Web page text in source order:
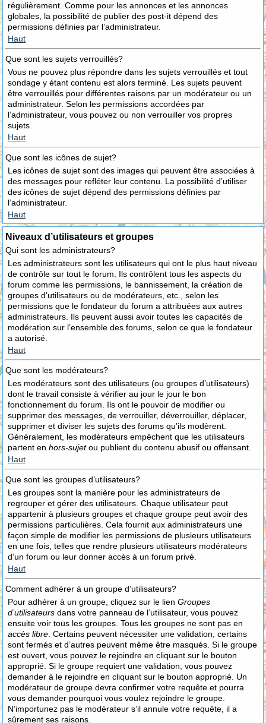
régulièrement. Comme pour les annonces et les annonces
globales, la possibilité de publier des post-it dépend des
permissions définies par l’administrateur.
Haut
Que sont les sujets verrouillés?
Vous ne pouvez plus répondre dans les sujets verrouillés et tout
sondage y étant contenu est alors terminé. Les sujets peuvent
être verrouillés pour différentes raisons par un modérateur ou un
administrateur. Selon les permissions accordées par
l’administrateur, vous pouvez ou non verrouiller vos propres
sujets.
Haut
Que sont les icônes de sujet?
Les icônes de sujet sont des images qui peuvent être associées à
des messages pour refléter leur contenu. La possibilité d’utiliser
des icônes de sujet dépend des permissions définies par
l’administrateur.
Haut
Niveaux d’utilisateurs et groupes
Qui sont les administrateurs?
Les administrateurs sont les utilisateurs qui ont le plus haut niveau
de contrôle sur tout le forum. Ils contrôlent tous les aspects du
forum comme les permissions, le bannissement, la création de
groupes d’utilisateurs ou de modérateurs, etc., selon les
permissions que le fondateur du forum a attribuées aux autres
administrateurs. Ils peuvent aussi avoir toutes les capacités de
modération sur l’ensemble des forums, selon ce que le fondateur
a autorisé.
Haut
Que sont les modérateurs?
Les modérateurs sont des utilisateurs (ou groupes d’utilisateurs)
dont le travail consiste à vérifier au jour le jour le bon
fonctionnement du forum. Ils ont le pouvoir de modifier ou
supprimer des messages, de verrouiller, déverrouiller, déplacer,
supprimer et diviser les sujets des forums qu’ils modèrent.
Généralement, les modérateurs empêchent que les utilisateurs
partent en hors-sujetou publient du contenu abusif ou offensant.
Haut
Que sont les groupes d’utilisateurs?
Les groupes sont la manière pour les administrateurs de
regrouper et gérer des utilisateurs. Chaque utilisateur peut
appartenir à plusieurs groupes et chaque groupe peut avoir des
permissions particulières. Cela fournit aux administrateurs une
façon simple de modifier les permissions de plusieurs utilisateurs
en une fois, telles que rendre plusieurs utilisateurs modérateurs
d’un forum ou leur donner accès à un forum privé.
Haut
Comment adhérer à un groupe d’utilisateurs?
Pour adhérer à un groupe, cliquez sur le lien Groupes
d’utilisateurs dans votre panneau de l’utilisateur, vous pouvez
ensuite voir tous les groupes. Tous les groupes ne sont pas en
accès libre . Certains peuvent nécessiter une validation, certains
sont fermés et d’autres peuvent même être masqués. Si le groupe
est ouvert, vous pouvez le rejoindre en cliquant sur le bouton
approprié. Si le groupe requiert une validation, vous pouvez
demander à le rejoindre en cliquant sur le bouton approprié. Un
modérateur de groupe devra confirmer votre requête et pourra
vous demander pourquoi vous voulez rejoindre le groupe.
N’importunez pas le modérateur s’il annule votre requête, il a
sûrement ses raisons.